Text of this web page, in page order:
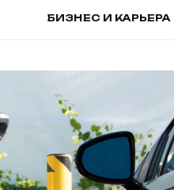
БИЗНЕС И КАРЬЕРА